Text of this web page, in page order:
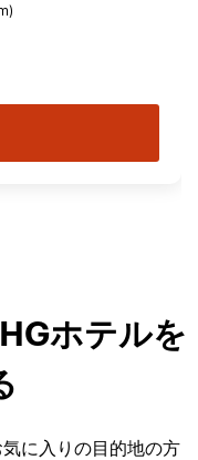
ホテルを
に入りの目的地の方